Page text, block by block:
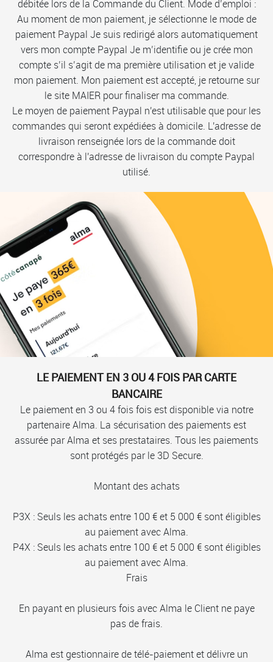
débitée lors de la Commande du Client. Mode d’emploi :
Au moment de mon paiement, je sélectionne le mode de
paiement Paypal Je suis redirigé alors automatiquement
vers mon compte Paypal Je m’identifie ou je crée mon
compte s’il s’agit de ma première utilisation et je valide
mon paiement. Mon paiement est accepté, je retourne sur
le site MAIER pour finaliser ma commande.
Le moyen de paiement Paypal n'est utilisable que pour les
commandes qui seront expédiées à domicile. L'adresse de
livraison renseignée lors de la commande doit
correspondre à l'adresse de livraison du compte Paypal
utilisé.
LE PAIEMENT EN 3 OU 4 FOIS PAR CARTE
BANCAIRE
Le paiement en 3 ou 4 fois fois est disponible via notre
partenaire Alma. La sécurisation des paiements est
assurée par Alma et ses prestataires. Tous les paiements
sont protégés par le 3D Secure.
Montant des achats
P3X : Seuls les achats entre 100 € et 5 000 € sont éligibles
au paiement avec Alma.
P4X : Seuls les achats entre 100 € et 5 000 € sont éligibles
au paiement avec Alma.
Frais
En payant en plusieurs fois avec Alma le Client ne paye
pas de frais.
Alma est gestionnaire de télé-paiement et délivre un